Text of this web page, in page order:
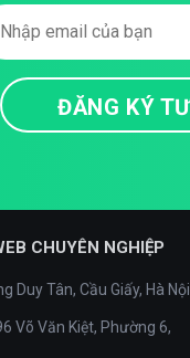
CHUYÊN NGHIỆP
Duy Tân, Cầu Giấy, Hà Nội
Võ Văn Kiệt, Phường 6,